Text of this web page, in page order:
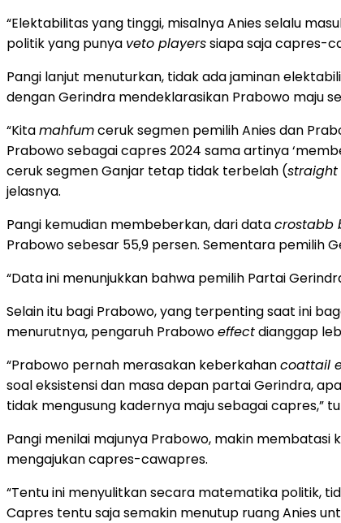
“Elektabilitas yang tinggi, misalnya Anies selalu
politik yang punya veto playerssiapa saja capres-
Pangi lanjut menuturkan, tidak ada jaminan
dengan Gerindra mendeklarasikan Prabowo maju
“Kitamahfumceruk segmen pemilih Anies dan
Prabowo sebagai capres 2024 sama artinya
ceruk segmen Ganjar tetap tidak terbelah (
jelasnya.
Pangi kemudian membeberkan, dari datacrostabb
Prabowo sebesar 55,9 persen. Sementara pemilih
“Data ini menunjukkan bahwa pemilih Partai
Selain itu bagi Prabowo, yang terpenting saat ini
menurutnya, pengaruh Prabowoeffectdianggap
“Prabowo pernah merasakan keberkahancoattail
soal eksistensi dan masa depan partai Gerindra,
tidak mengusung kadernya maju sebagai capres,”
Pangi menilai majunya Prabowo, makin
mengajukan capres-cawapres.
“Tentu ini menyulitkan secara matematika politik,
Capres tentu saja semakin menutup ruang Anies